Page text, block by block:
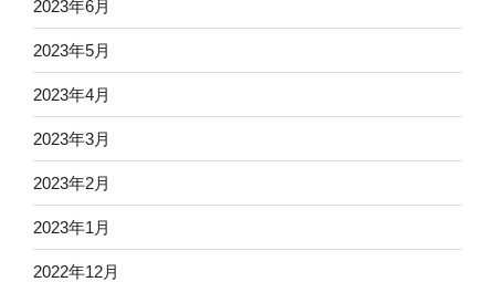
2023年6月
2023年5月
2023年4月
2023年3月
2023年2月
2023年1月
2022年12月